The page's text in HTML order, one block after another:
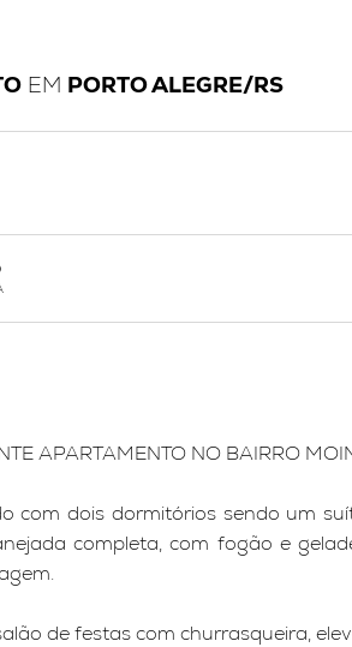
EM PORTO ALEGRE/RS
APARTAMENTO NO BAIRRO
com dois dormitórios sendo um
completa, com fogão e
de festas com churrasqueira,